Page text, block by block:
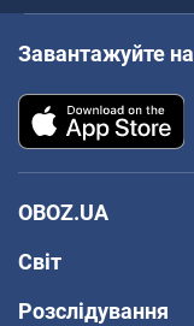
Завантажуйте
OBOZ.UA
Світ
Розслідування